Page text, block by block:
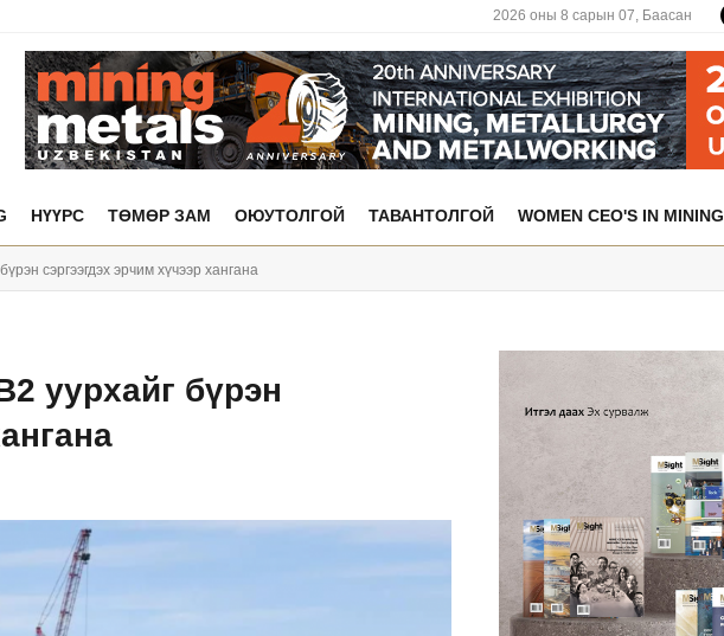
2026 оны 8 сарын 07, Баасан
НҮҮРС ТӨМӨР ЗАМ ОЮУТОЛГОЙ ТАВАНТОЛГОЙ WOMEN CEO'S IN MINING
сэргээгдэх эрчим хүчээр хангана
уурхайг бүрэн